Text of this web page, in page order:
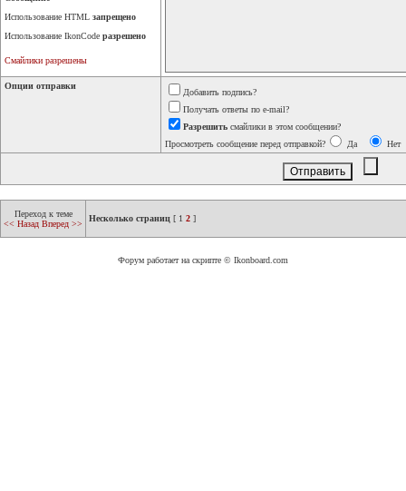
Использование HTML запрещено
Использование IkonCode разрешено
Смайлики разрешены
Опции отправки
Добавить подпись?
Получать ответы по e-mail?
Разрешить смайлики в этом сообщении?
Просмотреть сообщение перед отправкой?
Да Нет
Переход к теме
<< Назад Вперед >>
Несколько страниц [ 1 2 ]
Форум работает на скрипте © Ikonboard.com